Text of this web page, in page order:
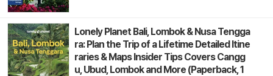
Lonely Planet Bali, Lombok & Nusa Tengga
ra: Plan the Trip of a Lifetime Detailed Itine
raries & Maps Insider Tips Covers Cangg
u, Ubud, Lombok and More (Paperback, 1